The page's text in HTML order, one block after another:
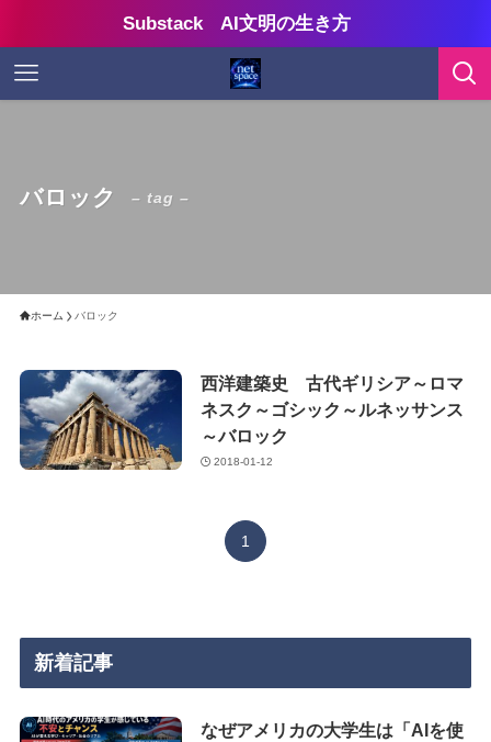
Substack AI文明の生き方
バロック – tag –
ホーム バロック
西洋建築史 古代ギリシア～ロマ
ネスク～ゴシック～ルネッサンス
～バロック
2018-01-12
1
新着記事
なぜアメリカの大学生は「AIを使